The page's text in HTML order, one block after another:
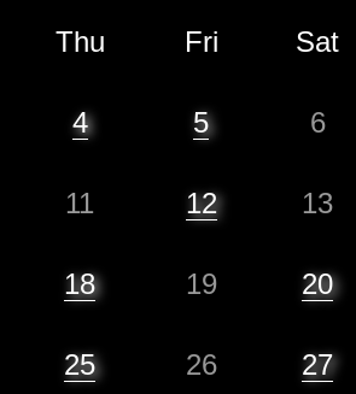
Thu Fri Sat
4 5 6
11 12 13
18 19 20
25 26 27